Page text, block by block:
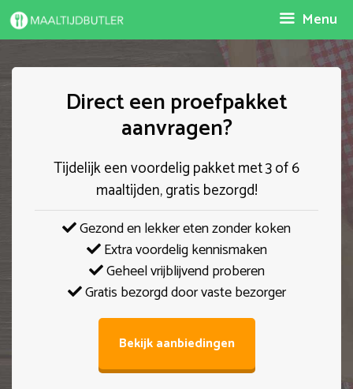
Spring
naar
Menu
Direct een proefpakket
aanvragen?
Tijdelijk een voordelig pakket met 3 of 6
maaltijden, gratis bezorgd!
Gezond en lekker eten zonder koken
Extra voordelig kennismaken
Geheel vrijblijvend proberen
Gratis bezorgd door vaste bezorger
Bekijk aanbiedingen